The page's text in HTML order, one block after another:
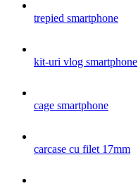
trepied smartphone
kit-uri vlog smartphone
cage smartphone
carcase cu filet 17mm